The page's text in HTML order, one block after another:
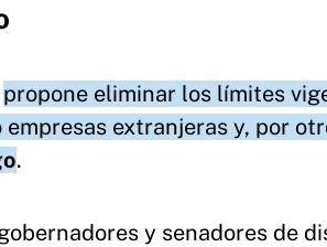
propone eliminar los límites
extranjeras y, por
.
y senadores de